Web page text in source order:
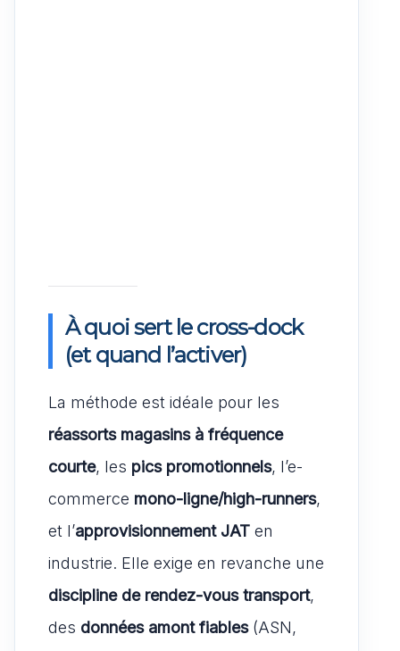
À quoi sert le cross-dock
(et quand l’activer)
La méthode est idéale pour les
réassorts magasins à fréquence
courte, les pics promotionnels, l’e-
commerce mono-ligne/high-runners,
et l’approvisionnement JAT en
industrie. Elle exige en revanche une
discipline de rendez-vous transport,
des données amont fiables(ASN,